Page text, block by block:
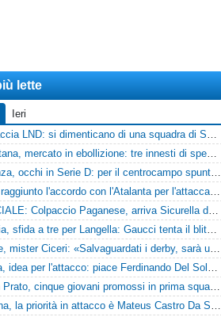
lette
Ieri
Figuraccia LND: si dimenticano di una squadra di Serie D, è da rifare il programma Coppa Italia
Casertana, mercato in ebollizione: tre innesti di spessore per lo scacchiere di Vinicio Espinal
Cosenza, occhi in Serie D: per il centrocampo spunta anche Gerardo Di Gilio
Vado: raggiunto l'accordo con l'Atalanta per l'attaccante Frederick Samuel Ndongue
UFFICIALE: Colpaccio Paganese, arriva Sicurella dalla Scafatese
Perugia, sfida a tre per Langella: Gaucci tenta il blitz per il centrocampista del Cosenza
Varese, mister Ciceri: «Salvaguardati i derby, sarà un campionato avvincente»
Foggia, idea per l'attacco: piace Ferdinando Del Sole dell'Ascoli
Zenith Prato, cinque giovani promossi in prima squadra
Reggina, la priorità in attacco è Mateus Castro Da Silva: ore decisive per la fumata bianca